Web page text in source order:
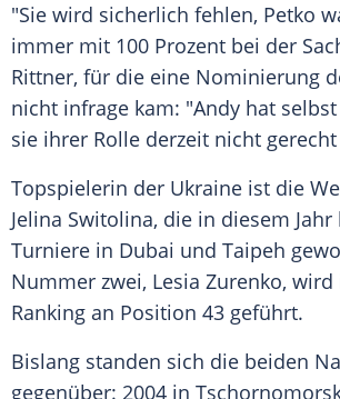
"Sie wird sicherlich fehlen, Petko
immer mit 100 Prozent bei der
Rittner, für die eine Nominierung
nicht infrage kam: "Andy hat selbst
sie ihrer Rolle derzeit nicht
Topspielerin der Ukraine ist die
Jelina Switolina, die in diesem
Turniere in Dubai und Taipeh
Nummer zwei, Lesia Zurenko, wird
Ranking an Position 43 geführt.
Bislang standen sich die beiden
gegenüber: 2004 in